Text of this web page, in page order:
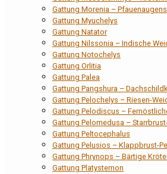
Gattung Morenia –
Gattung Myuchelys
Gattung Natator
Gattung Nilssonia – Indische
Gattung Notochelys
Gattung Orlitia
Gattung Palea
Gattung Pangshura –
Gattung Pelochelys – Riesen-
Gattung Pelodiscus –
Gattung Pelomedusa –
Gattung Peltocephalus
Gattung Pelusios – Klappbrust-
Gattung Phrynops – Bärtige
Gattung Platysternon